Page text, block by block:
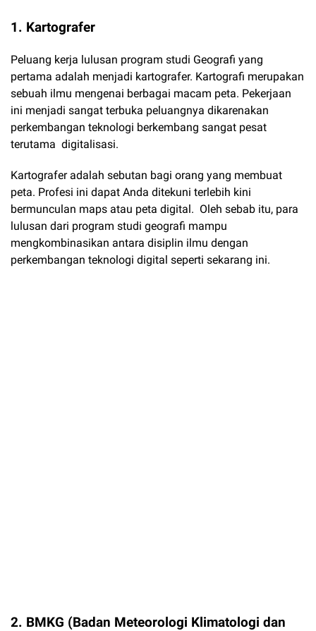
1. Kartografer
Peluang kerja lulusan program studi Geografi yang
pertama adalah menjadi kartografer. Kartografi merupakan
sebuah ilmu mengenai berbagai macam peta. Pekerjaan
ini menjadi sangat terbuka peluangnya dikarenakan
perkembangan teknologi berkembang sangat pesat
terutama digitalisasi.
Kartografer adalah sebutan bagi orang yang membuat
peta. Profesi ini dapat Anda ditekuni terlebih kini
bermunculan maps atau peta digital. Oleh sebab itu, para
lulusan dari program studi geografi mampu
mengkombinasikan antara disiplin ilmu dengan
perkembangan teknologi digital seperti sekarang ini.
2. BMKG (Badan Meteorologi Klimatologi dan